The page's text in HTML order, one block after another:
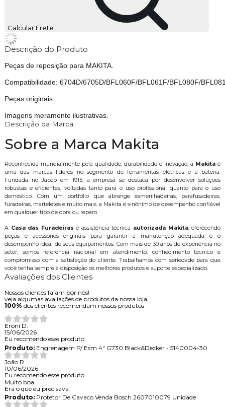
Calcular Frete
Descrição do Produto
Peças de reposição para MAKITA.
Compatibilidade: 6704D/6705D/BFL060F/BFL061F/BFL080F/
Peças originais.
Imagens meramente ilustrativas.
Descrição da Marca
Sobre a Marca Makita
Reconhecida mundialmente pela qualidade, durabilidade e inovação, a Makita é
uma das marcas líderes no segmento de ferramentas elétricas e a bateria.
Fundada no Japão em 1915, a empresa se destaca por desenvolver soluções
robustas e eficientes, voltadas tanto para o uso profissional quanto para o uso
doméstico. Com um portfólio que abrange esmerilhadeiras, parafusadeiras,
furadeiras, marteletes e muito mais, a Makita é sinônimo de desempenho confiável
em qualquer tipo de obra ou reparo.
A Casa das Furadeiras é assistência técnica autorizada Makita, oferecendo
peças e acessórios originais para garantir a manutenção adequada e o
desempenho ideal de seus equipamentos. Com mais de 30 anos de experiência no
setor, somos referência nacional em atendimento, conhecimento técnico e
compromisso com a satisfação do cliente. Trabalhamos com seriedade para que
você tenha sempre à disposição os melhores produtos e suporte especializado.
Avaliações dos Clientes
Nossos clientes falam por nós!
veja algumas avaliações de produtos da nossa loja.
100% dos clientes recomendam nossos produtos
Eroni D.
15/06/2026
Eu recomendo esse produto.
Produto:Engrenagem P/ Esm 4" G730 Black&Decker - 5140004-30
João R.
10/06/2026
Eu recomendo esse produto.
Muito boa
Era o que eu precisava
Produto:Protetor De Cavaco Venda Bosch 2607010079 Unidade